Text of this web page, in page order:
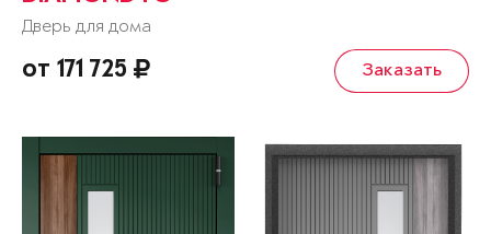
Дверь для дома
от 171 725 Заказать